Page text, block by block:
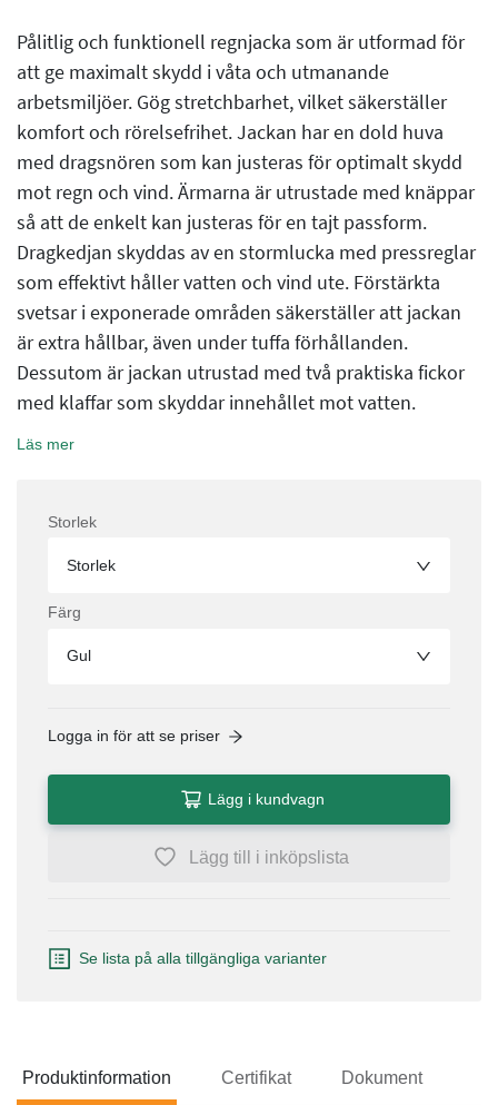
Pålitlig och funktionell regnjacka som är utformad för
att ge maximalt skydd i våta och utmanande
arbetsmiljöer. Gög stretchbarhet, vilket säkerställer
komfort och rörelsefrihet. Jackan har en dold huva
med dragsnören som kan justeras för optimalt skydd
mot regn och vind. Ärmarna är utrustade med knäppar
så att de enkelt kan justeras för en tajt passform.
Dragkedjan skyddas av en stormlucka med pressreglar
som effektivt håller vatten och vind ute. Förstärkta
svetsar i exponerade områden säkerställer att jackan
är extra hållbar, även under tuffa förhållanden.
Dessutom är jackan utrustad med två praktiska fickor
med klaffar som skyddar innehållet mot vatten.
Läs mer
Storlek
Storlek
Färg
Gul
Logga in för att se priser
Lägg i kundvagn
Lägg till i inköpslista
Se lista på alla tillgängliga varianter
Produktinformation Certifikat Dokument